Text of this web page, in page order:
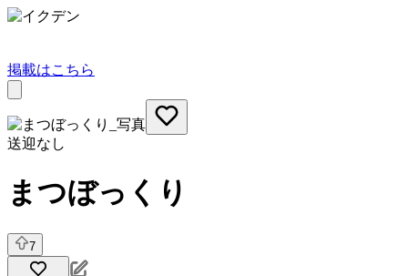
掲載はこちら
送迎なし
まつぼっくり
7